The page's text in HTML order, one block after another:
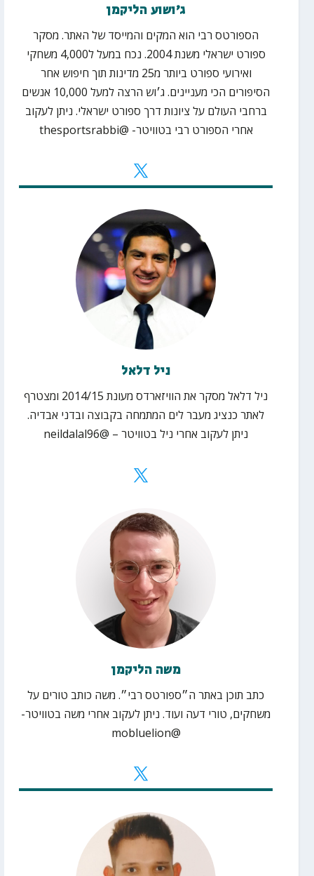
ג׳ושוע הליקמן
הספורטס רבי הוא המקים והמייסד של האתר. מסקר
ספורט ישראלי משנת 2004. נכח במעל ל4,000 משחקי
ואירועי ספורט ביותר מ25 מדינות תוך חיפוש אחר
הסיפורים הכי מעניינים. ג׳וש הרצה למעל 10,000 אנשים
ברחבי העולם על ציונות דרך ספורט ישראלי. ניתן לעקוב
אחרי הספורט רבי בטוויטר- @thesportsrabbi
ניל דלאל
ניל דלאל
מסקר את הוויזארדס מעונת 2014/15 ומצטרף
לאתר כנציג מעבר לים המתמחה בקבוצה ובדני אבדיה.
ניתן לעקוב אחרי ניל בטוויטר – @neildalal96
משה הליקמן
כתב תוכן באתר ה״ספורטס רבי״. משה כותב טורים על
משחקים, טורי דעה ועוד. ניתן לעקוב אחרי משה בטוויטר-
@mobluelion